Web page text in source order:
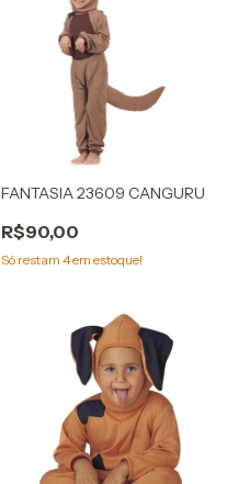
FANTASIA 23609 CANGURU
R$90,00
Só restam 4em estoque!